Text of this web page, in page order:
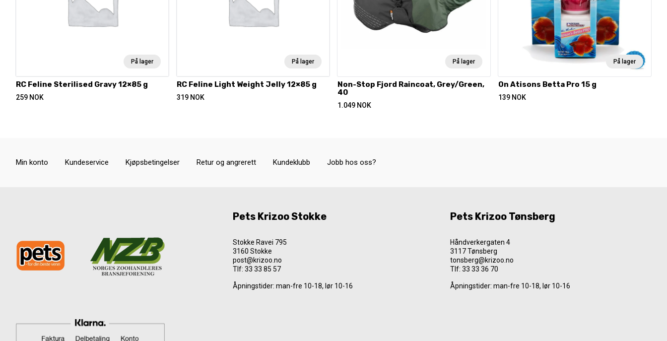
På lager
RC Feline Sterilised Gravy 12×85 g
259 NOK
På lager
RC Feline Light Weight Jelly 12×85 g
319 NOK
På lager
Non-Stop Fjord Raincoat, Grey/Green,
40
1.049 NOK
På lager
On Atisons Betta Pro 15 g
139 NOK
Min konto Kundeservice Kjøpsbetingelser Retur og angrerett Kundeklubb Jobb hos oss?
Pets Krizoo Stokke
Stokke Ravei 795
3160 Stokke
post@krizoo.no
Tlf:33 33 85 57
Åpningstider: man-fre 10-18, lør 10-16
Pets Krizoo Tønsberg
Håndverkergaten 4
3117 Tønsberg
tonsberg@krizoo.no
Tlf: 33 33 36 70
Åpningstider: man-fre 10-18, lør 10-16